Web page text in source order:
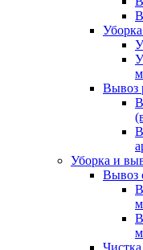
Вывоз
Уборка и
Вывоз